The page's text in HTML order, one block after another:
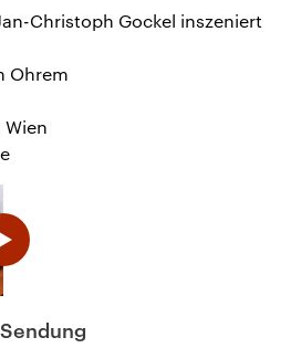
Christoph Gockel inszeniert
Ohrem
Wien